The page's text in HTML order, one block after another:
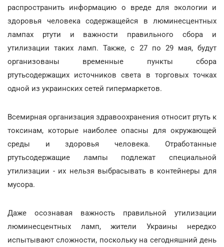
распространить информацию о вреде для экологии и
здоровья человека содержащейся в люминесцентных
лампах ртути и важности правильного сбора и
утилизации таких ламп. Также, с 27 по 29 мая, будут
организованы временные пункты сбора
ртутьсодержащих источников света в торговых точках
одной из украинских сетей гипермаркетов.
Всемирная организация здравоохранения относит ртуть к
токсинам, которые наиболее опасны для окружающей
среды и здоровья человека. Отработанные
ртутьсодержащие лампы подлежат специальной
утилизации - их нельзя выбрасывать в контейнеры для
мусора.
Даже осознавая важность правильной утилизации
люминесцентных ламп, жители Украины нередко
испытывают сложности, поскольку на сегодняшний день